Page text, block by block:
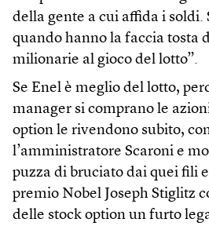
della gente a cui affida i soldi.
quando hanno la faccia tosta
milionarie al gioco del lotto”.
Se Enel è meglio del lotto,
manager si comprano le
option le rivendono subito,
l’amministratore Scaroni e
puzza di bruciato dai quei fili
premio Nobel Joseph Stiglitz
delle stock option un furto